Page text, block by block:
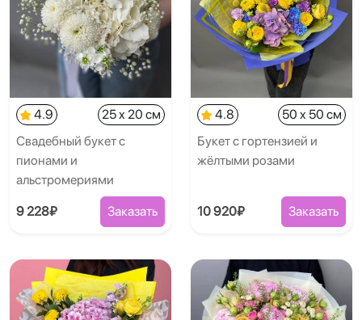
4.9
25 x 20 см
Свадебный букет с
пионами и
альстромериями
9 228₽ Заказать
4.8
50 x 50 см
Букет с гортензией и
жёлтыми розами
10 920₽ Заказать